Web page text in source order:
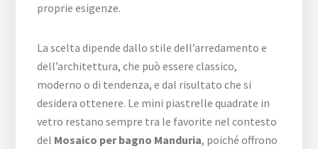
proprie esigenze.
La scelta dipende dallo stile dell’arredamento e
dell’architettura, che può essere classico,
moderno o di tendenza, e dal risultato che si
desidera ottenere. Le mini piastrelle quadrate in
vetro restano sempre tra le favorite nel contesto
del Mosaico per bagno Manduria, poiché offrono